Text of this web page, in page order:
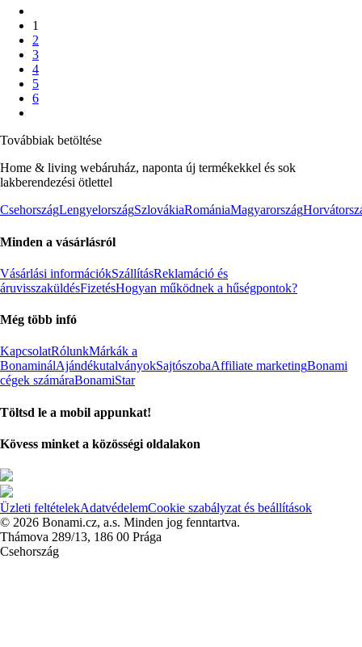
1
2
3
4
5
6
Továbbiak betöltése
Home & living webáruház, naponta új termékekkel és sok
lakberendezési ötlettel
CsehországLengyelországSzlovákiaRomániaMagyarország
Minden a vásárlásról
Vásárlási információkSzállításReklamáció és
áruvisszaküldésFizetésHogyan működnek a hűségpontok?
Még több infó
KapcsolatRólunkMárkák a
BonaminálAjándékutalványokSajtószobaAffiliate marketingBonami
cégek számáraBonamiStar
Töltsd le a mobil appunkat!
Kövess minket a közösségi oldalakon
Üzleti feltételekAdatvédelemCookie szabályzat és beállítások
© 2026 Bonami.cz, a.s. Minden jog fenntartva.
Thámova 289/13, 186 00 Prága
Csehország